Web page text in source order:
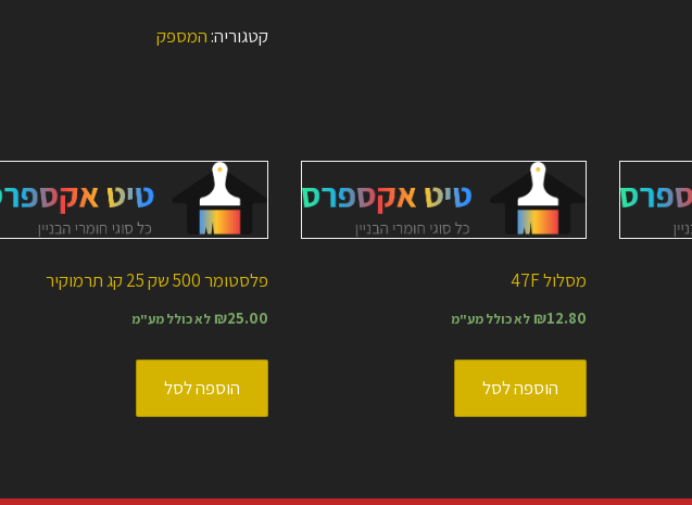
50-
קטגוריה:המספק
מסלול 47F
₪12.80 לא כולל מע"מ
הוספה לסל
פלסטומר 500 שק 25 קג תרמוקיר
₪25.00 לא כולל מע"מ
הוספה לסל